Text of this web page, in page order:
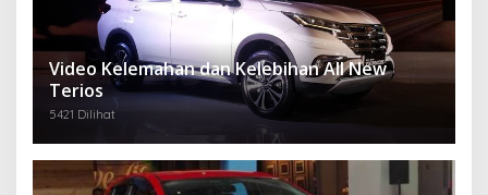
Video Kelemahan dan Kelebihan All New
Terios
5421 Dilihat